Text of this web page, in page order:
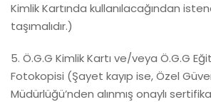
Kimlik Kartında kullanılacağından
taşımalıdır.)
5. Ö.G.G Kimlik Kartı ve/veya Ö.G.G
Fotokopisi (Şayet kayıp ise, Özel
Müdürlüğü’nden alınmış onaylı